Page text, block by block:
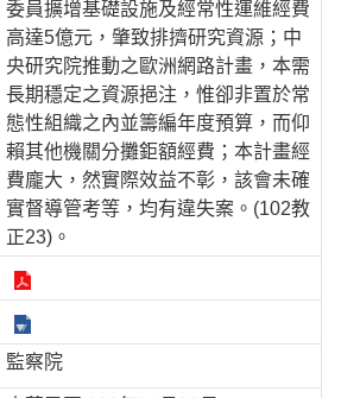
委員擴增基礎設施及經常性運維經費
高達5億元，肇致排擠研究資源；中
央研究院推動之歐洲網路計畫，本需
長期穩定之資源挹注，惟卻非置於常
態性組織之內並籌編年度預算，而仰
賴其他機關分攤鉅額經費；本計畫經
費龐大，然實際效益不彰，該會未確
實督導管考等，均有違失案。(102教
正23)。
監察院